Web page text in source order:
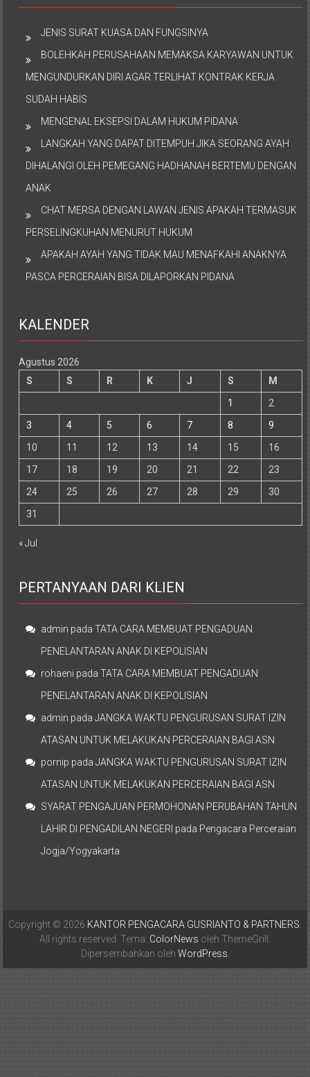
JENIS SURAT KUASA DAN FUNGSINYA
BOLEHKAH PERUSAHAAN MEMAKSA KARYAWAN UNTUK
MENGUNDURKAN DIRI AGAR TERLIHAT KONTRAK KERJA
SUDAH HABIS
MENGENAL EKSEPSI DALAM HUKUM PIDANA
LANGKAH YANG DAPAT DITEMPUH JIKA SEORANG AYAH
DIHALANGI OLEH PEMEGANG HADHANAH BERTEMU DENGAN
ANAK
CHAT MERSA DENGAN LAWAN JENIS APAKAH TERMASUK
PERSELINGKUHAN MENURUT HUKUM
APAKAH AYAH YANG TIDAK MAU MENAFKAHI ANAKNYA
PASCA PERCERAIAN BISA DILAPORKAN PIDANA
KALENDER
Agustus 2026
S
S R K J S
M
1
2
3
4 5 6 7 8
9
10
11 12 13 14 15
16
17
18 19 20 21 22
23
24
25 26 27 28 29
30
31
« Jul
PERTANYAAN DARI KLIEN
admin padaTATA CARA MEMBUAT PENGADUAN
PENELANTARAN ANAK DI KEPOLISIAN
rohaeni padaTATA CARA MEMBUAT PENGADUAN
PENELANTARAN ANAK DI KEPOLISIAN
admin padaJANGKA WAKTU PENGURUSAN SURAT IZIN
ATASAN UNTUK MELAKUKAN PERCERAIAN BAGI ASN
pornip padaJANGKA WAKTU PENGURUSAN SURAT IZIN
ATASAN UNTUK MELAKUKAN PERCERAIAN BAGI ASN
SYARAT PENGAJUAN PERMOHONAN PERUBAHAN TAHUN
LAHIR DI PENGADILAN NEGERI pada Pengacara Perceraian
Jogja/Yogyakarta
Copyright © 2026 KANTOR PENGACARA GUSRIANTO & PARTNERS
All rights reserved. Tema: ColorNews oleh ThemeGrill.
Dipersembahkan oleh WordPress